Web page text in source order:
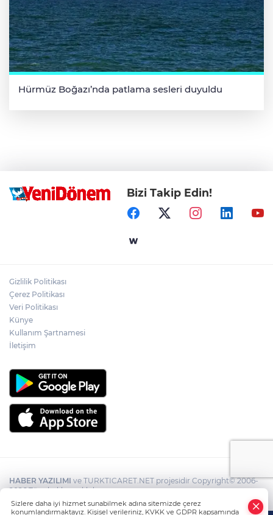
Hürmüz Boğazı’nda patlama sesleri duyuldu
Bizi Takip Edin!
Gizlilik Politikası
Çerez Politikası
Veri Politikası
Künye
Kullanım Şartnamesi
İletişim
HABER YAZILIMI ve TURKTICARET.NET projesidir Copyright© 2006-
2026 Tüm hakları saklıdır.
Sizlere daha iyi hizmet sunabilmek adına sitemizde çerez
konumlandırmaktayız. Kişisel verileriniz, KVKK ve GDPR kapsamında